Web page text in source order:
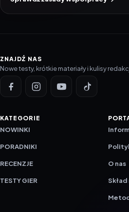
ZNAJDŹ NAS
Nowe testy, krótkie materiały i kulisy
KATEGORIE
NOWINKI
PORADNIKI
RECENZJE
TESTY GIER
O nas